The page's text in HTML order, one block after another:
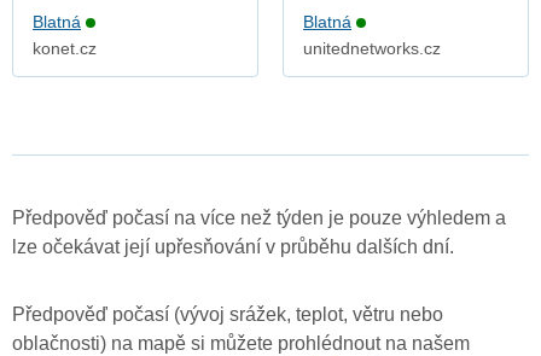
Blatná
konet.cz
Blatná
unitednetworks.cz
Předpověď počasí na více než týden je pouze výhledem a
lze očekávat její upřesňování v průběhu dalších dní.
Předpověď počasí (vývoj srážek, teplot, větru nebo
oblačnosti) na mapě si můžete prohlédnout na našem